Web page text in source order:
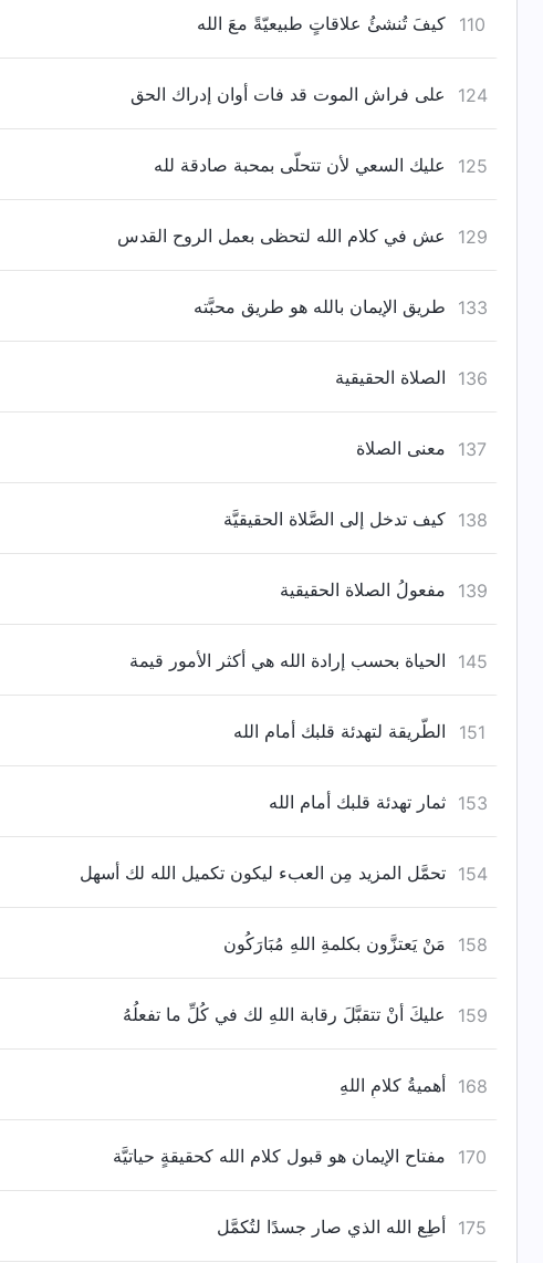
110 كيفَ تُنشئُ علاقاتٍ طبيعيّةً معَ الله
124 على فراش الموت قد فات أوان إدراك الحق
125 عليك السعي لأن تتحلّى بمحبة صادقة لله
129 عش في كلام الله لتحظى بعمل الروح القدس
133 طريق الإيمان بالله هو طريق محبَّته
136 الصلاة الحقيقية
137 معنى الصلاة
138 كيف تدخل إلى الصَّلاة الحقيقيَّة
139 مفعولُ الصلاة الحقيقية
145 الحياة بحسب إرادة الله هي أكثر الأمور قيمة
151 الطّريقة لتهدئة قلبك أمام الله
153 ثمار تهدئة قلبك أمام الله
154 تحمَّل المزيد مِن العبء ليكون تكميل الله لك أسهل
158 مَنْ يَعتزَّون بكلمةِ اللهِ مُبَارَكُون
159 عليكَ أنْ تتقبَّلَ رقابة اللهِ لك في كُلِّ ما تفعلُهُ
168 أهميةُ كلامِ اللهِ
170 مفتاح الإيمان هو قبول كلام الله كحقيقةٍ حياتيَّة
175 أطِع الله الذي صار جسدًا لتُكمَّل